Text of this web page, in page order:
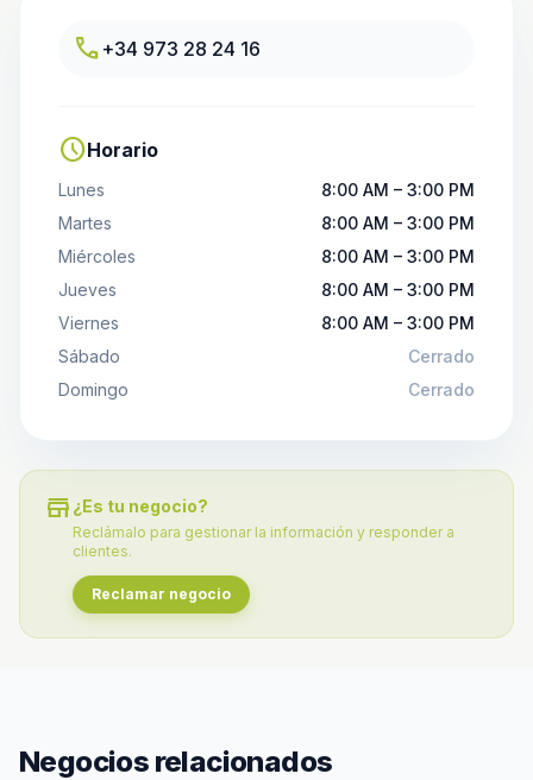
call +34 973 28 24 16
scheduleHorario
Lunes
8:00 AM – 3:00 PM
Martes
8:00 AM – 3:00 PM
Miércoles
8:00 AM – 3:00 PM
Jueves
8:00 AM – 3:00 PM
Viernes
8:00 AM – 3:00 PM
Sábado
Cerrado
Domingo
Cerrado
store ¿Es tu negocio?
Reclámalo para gestionar la información y responder a
clientes.
Reclamar negocio
Negocios relacionados